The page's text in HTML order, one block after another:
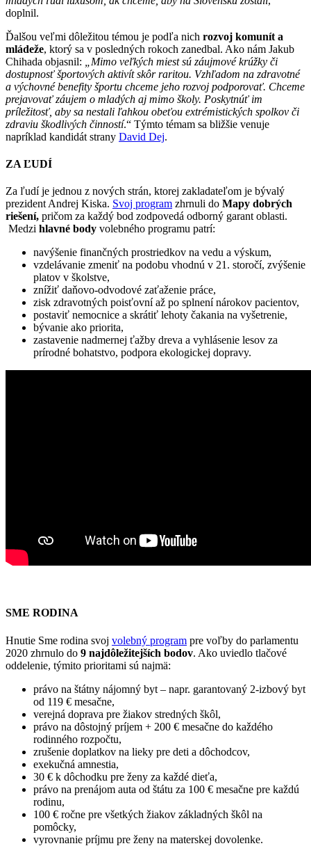
doplnil.
Ďalšou veľmi dôležitou témou je podľa nich rozvoj komunít a
mládeže, ktorý sa v posledných rokoch zanedbal. Ako nám Jakub
Chihada objasnil:
„Mimo veľkých miest sú záujmové krúžky či
dostupnosť športových aktivít skôr raritou. Vzhľadom na zdravotné
a výchovné benefity športu chceme jeho rozvoj podporovať. Chceme
prejavovať záujem o mladých aj mimo školy. Poskytnúť im
príležitosť, aby sa nestali ľahkou obeťou extrémistických spolkov či
zdraviu škodlivých činností.“ Týmto témam sa bližšie venuje
napríklad kandidát strany David Dej.
ZA ĽUDÍ
Za ľudí je jednou z nových strán, ktorej zakladateľom je bývalý
prezident Andrej Kiska. Svoj program zhrnuli do Mapy dobrých
riešení, pričom za každý bod zodpovedá odborný garant oblasti.
Medzi hlavné body volebného programu patrí:
navýšenie finančných prostriedkov na vedu a výskum,
vzdelávanie zmeniť na podobu vhodnú v 21. storočí, zvýšenie
platov v školstve,
znížiť daňovo-odvodové zaťaženie práce,
zisk zdravotných poisťovní až po splnení nárokov pacientov,
postaviť nemocnice a skrátiť lehoty čakania na vyšetrenie,
bývanie ako priorita,
zastavenie nadmernej ťažby dreva a vyhlásenie lesov za
prírodné bohatstvo, podpora ekologickej dopravy.
SME RODINA
Hnutie Sme rodina svoj volebný program pre voľby do parlamentu
2020 zhrnulo do 9 najdôležitejších bodov. Ako uviedlo tlačové
oddelenie, týmito prioritami sú najmä:
právo na štátny nájomný byt – napr. garantovaný 2-izbový byt
od 119 € mesačne,
verejná doprava pre žiakov stredných škôl,
právo na dôstojný príjem + 200 € mesačne do každého
rodinného rozpočtu,
zrušenie doplatkov na lieky pre deti a dôchodcov,
exekučná amnestia,
30 € k dôchodku pre ženy za každé dieťa,
právo na prenájom auta od štátu za 100 € mesačne pre každú
rodinu,
100 € ročne pre všetkých žiakov základných škôl na
pomôcky,
vyrovnanie príjmu pre ženy na materskej dovolenke.